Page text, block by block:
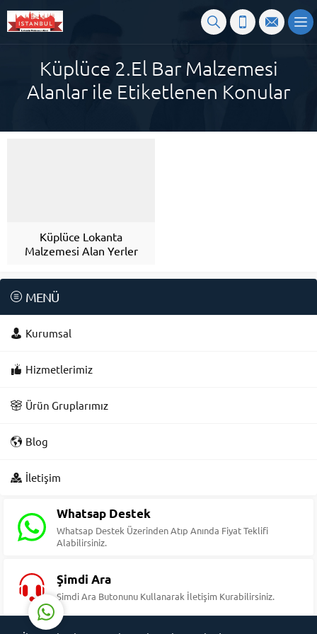
Küplüce 2.El Bar Malzemesi
Alanlar ile Etiketlenen Konular
Küplüce Lokanta
Malzemesi Alan Yerler
MENÜ
Kurumsal
Hizmetlerimiz
Ürün Gruplarımız
Blog
İletişim
Whatsap Destek
Whatsap Destek Üzerinden Atıp Anında Fiyat Teklifi
Alabilirsiniz.
Şimdi Ara
Şimdi Ara Butonunu Kullanarak İletişim Kurabilirsiniz.